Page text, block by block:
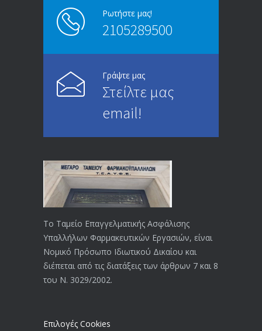
Επίδομα ανεργίας: Υπολογισμός βάσει
ΕΝΗΜΕΡΩΣΗ ΠΡΟΣ ΣΥΝΤΑΞΙΟΥΧΟΥΣ
18/12/2019
ΑΝΑΚΟΙΝΩΣΗ
20/12/2019
Αναπηρικές συντάξεις: Έρχεται νέα
απόφαση από το υπουργείο Εργασίας
-Τι είπε η Δ. Μιχαηλίδου για τις
Ρωτήστε μας!
2105289500
Γράψτε μας
Στείλτε μας
email!
Το Ταμείο Επαγγελματικής Ασφάλισης
Υπαλλήλων Φαρμακευτικών Εργασιών, είναι
Νομικό Πρόσωπο Ιδιωτικού Δικαίου και
διέπεται από τις διατάξεις των άρθρων 7 και 8
του Ν. 3029/2002.
Επιλογές Cookies